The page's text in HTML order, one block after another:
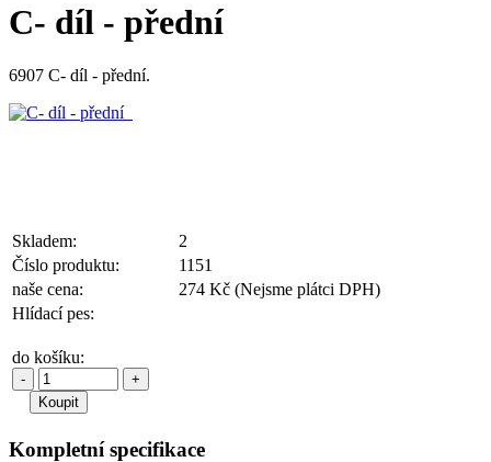
C- díl - přední
6907 C- díl - přední.
Skladem:
2
Číslo produktu:
1151
naše cena:
274 Kč (Nejsme plátci DPH)
Hlídací pes:
do košíku:
- +
Kompletní specifikace